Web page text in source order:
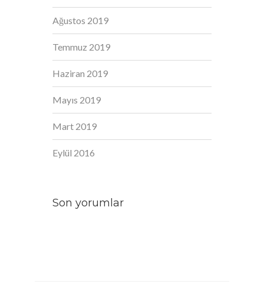
Ağustos 2019
Temmuz 2019
Haziran 2019
Mayıs 2019
Mart 2019
Eylül 2016
Son yorumlar